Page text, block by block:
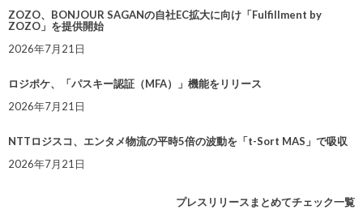
ZOZO、BONJOUR SAGANの自社EC拡大に向け「Fulfillment by
ZOZO」を提供開始
2026年7月21日
ロジポケ、「パスキー認証（MFA）」機能をリリース
2026年7月21日
NTTロジスコ、エンタメ物流の平時5倍の波動を「t-Sort MAS」で吸収
2026年7月21日
プレスリリースまとめてチェック一覧